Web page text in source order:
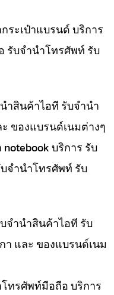
ระเป๋าแบรนด์ บริการ
รับจำนำโทรศัพท์ รับ
ำสินค้าไอที รับจำนำ
ของแบรนด์เนมต่างๆ
บริการ รับ
จำนำโทรศัพท์ รับ
จำนำสินค้าไอที รับ
และ ของแบรนด์เนม
ทรศัพท์มือถือ บริการ